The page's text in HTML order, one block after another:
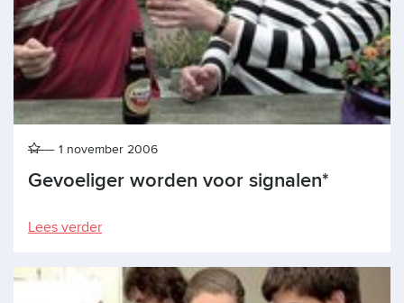
Gevoeliger worden voor signalen*
1 november 2006
Lees verder